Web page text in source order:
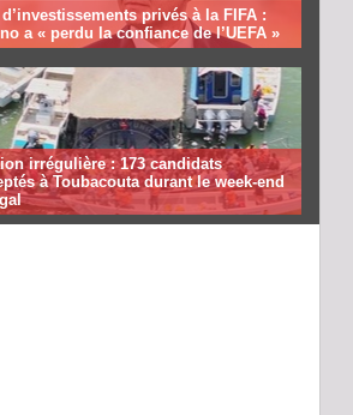
privés à la FIFA :
a « perdu la confiance de l’UEFA »
irrégulière : 173 candidats
à Toubacouta durant le week-end